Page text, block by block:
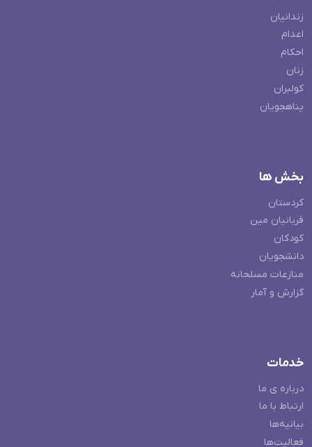
زندانیان
اعدام
احکام
زنان
کولبران
پناهجویان
بخش ها
کردستان
قربانیان مین
کودکان
دانشجویان
منازعات مسلحانه
گزارش و آمار
خدمات
درباره ی ما
ارتباط با ما
بیانیه‌ها
فعالیت‌ها